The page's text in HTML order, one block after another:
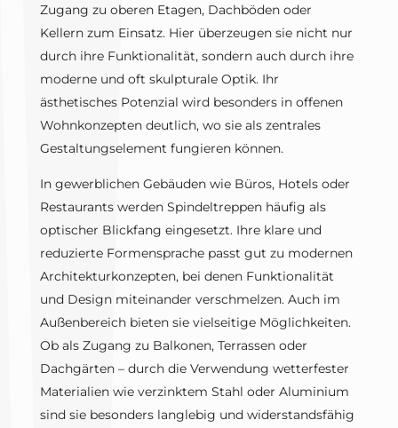
Zugang zu oberen Etagen, Dachböden oder
Kellern zum Einsatz. Hier überzeugen sie nicht nur
durch ihre Funktionalität, sondern auch durch ihre
moderne und oft skulpturale Optik. Ihr
ästhetisches Potenzial wird besonders in offenen
Wohnkonzepten deutlich, wo sie als zentrales
Gestaltungselement fungieren können.
In gewerblichen Gebäuden wie Büros, Hotels oder
Restaurants werden Spindeltreppen häufig als
optischer Blickfang eingesetzt. Ihre klare und
reduzierte Formensprache passt gut zu modernen
Architekturkonzepten, bei denen Funktionalität
und Design miteinander verschmelzen. Auch im
Außenbereich bieten sie vielseitige Möglichkeiten.
Ob als Zugang zu Balkonen, Terrassen oder
Dachgärten – durch die Verwendung wetterfester
Materialien wie verzinktem Stahl oder Aluminium
sind sie besonders langlebig und widerstandsfähig